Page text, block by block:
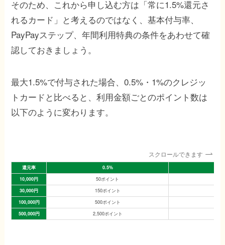
そのため、これから申し込む方は「常に1.5%還元さ
れるカード」と考えるのではなく、基本付与率、
PayPayステップ、年間利用特典の条件をあわせて確
認しておきましょう。
最大1.5%で付与された場合、0.5%・1%のクレジッ
トカードと比べると、利用金額ごとのポイント数は
以下のように変わります。
スクロールできます
還元率
0.5%
10,000円
50ポイント
30,000円
150ポイント
100,000円
500ポイント
500,000円
2,500ポイント